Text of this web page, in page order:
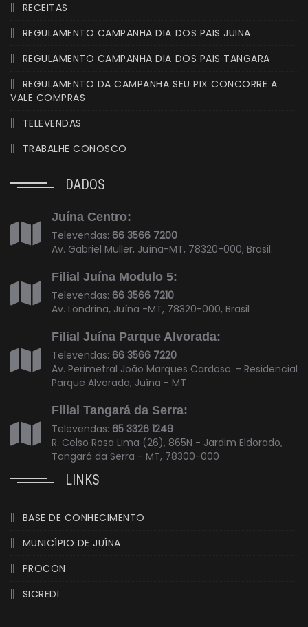
RECEITAS
REGULAMENTO CAMPANHA DIA DOS PAIS JUINA
REGULAMENTO CAMPANHA DIA DOS PAIS TANGARA
REGULAMENTO DA CAMPANHA SEU PIX CONCORRE A
VALE COMPRAS
TELEVENDAS
TRABALHE CONOSCO
DADOS
Juína Centro:
Televendas: 66 3566 7200
Av. Gabriel Muller, Juína-MT, 78320-000, Brasil.
Filial Juína Modulo 5:
Televendas: 66 3566 7210
Av. Londrina, Juína -MT, 78320-000, Brasil
Filial Juína Parque Alvorada:
Televendas: 66 3566 7220
Av. Perimetral João Marques Cardoso. - Residencial
Parque Alvorada, Juína - MT
Filial Tangará da Serra:
Televendas: 65 3326 1249
R. Celso Rosa Lima (26), 865N - Jardim Eldorado,
Tangará da Serra - MT, 78300-000
LINKS
BASE DE CONHECIMENTO
MUNICÍPIO DE JUÍNA
PROCON
SICREDI